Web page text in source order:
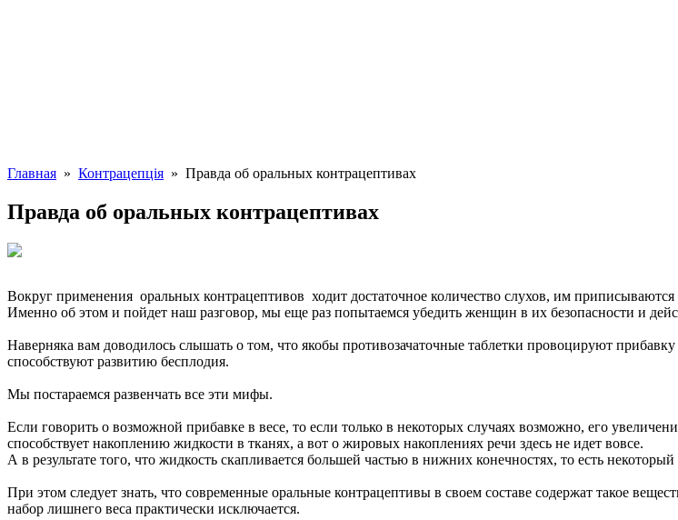
Главная » Контрацепція » Правда об оральных контрацептивах
Правда об оральных контрацептивах
Вокруг применения оральных контрацептивов ходит достаточное количество слухов, им
Именно об этом и пойдет наш разговор, мы еще раз попытаемся убедить женщин в их безопасности и
Наверняка вам доводилось слышать о том, что якобы противозачаточные таблетки провоцируют
способствуют развитию бесплодия.
Мы постараемся развенчать все эти мифы.
Если говорить о возможной прибавке в весе, то если только в некоторых случаях возможно, его
способствует накоплению жидкости в тканях, а вот о жировых накоплениях речи здесь не идет вовсе.
А в результате того, что жидкость скапливается большей частью в нижних конечностях, то есть
При этом следует знать, что современные оральные контрацептивы в своем составе содержат такое
набор лишнего веса практически исключается.